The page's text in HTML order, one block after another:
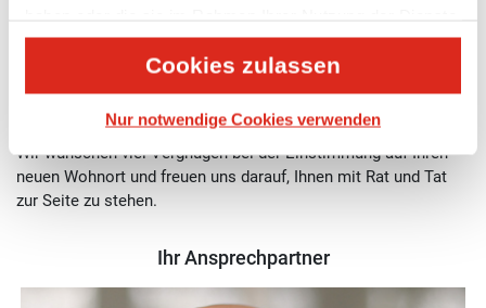
gesammelt haben.
Cookies zulassen
Nur notwendige Cookies verwenden
Umzug nach Österreich
Wir wünschen viel Vergnügen bei der Einstimmung auf Ihren
neuen Wohnort und freuen uns darauf, Ihnen mit Rat und Tat
zur Seite zu stehen.
Ihr Ansprechpartner